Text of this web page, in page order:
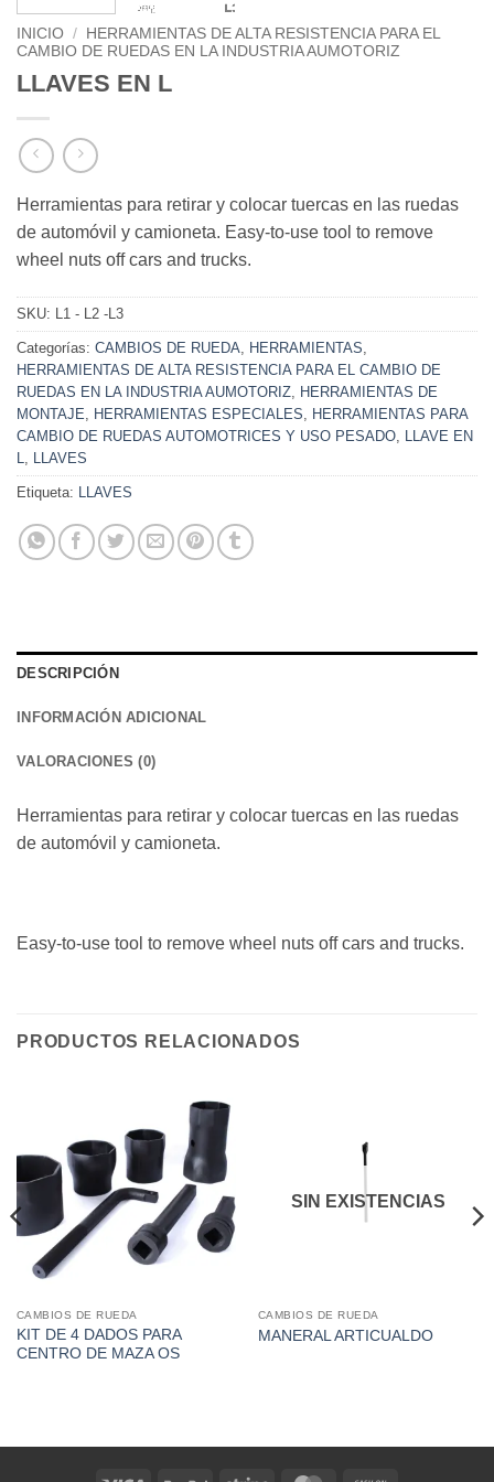
INICIO / HERRAMIENTAS DE ALTA RESISTENCIA PARA EL
CAMBIO DE RUEDAS EN LA INDUSTRIA AUMOTORIZ
LLAVES EN L
Herramientas para retirar y colocar tuercas en las ruedas
de automóvil y camioneta. Easy-to-use tool to remove
wheel nuts off cars and trucks.
SKU: L1 - L2 -L3
Categorías: CAMBIOS DE RUEDA HERRAMIENTAS
HERRAMIENTAS DE ALTA RESISTENCIA PARA EL CAMBIO DE
RUEDAS EN LA INDUSTRIA AUMOTORIZ
HERRAMIENTAS DE
MONTAJE
HERRAMIENTAS ESPECIALES
HERRAMIENTAS PARA
CAMBIO DE RUEDAS AUTOMOTRICES Y USO PESADO
LLAVE EN
LLAVES
Etiqueta: LLAVES
DESCRIPCIÓN
INFORMACIÓN ADICIONAL
VALORACIONES (0)
Herramientas para retirar y colocar tuercas en las ruedas
de automóvil y camioneta.
Easy-to-use tool to remove wheel nuts off cars and trucks.
PRODUCTOS RELACIONADOS
CAMBIOS DE RUEDA
KIT DE 4 DADOS PARA
CENTRO DE MAZA OS
SIN EXISTENCIAS
CAMBIOS DE RUEDA
MANERAL ARTICUALDO